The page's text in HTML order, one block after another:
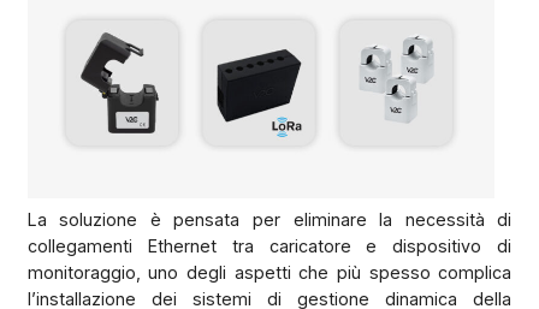
La soluzione è pensata per eliminare la necessità di
collegamenti Ethernet tra caricatore e dispositivo di
monitoraggio, uno degli aspetti che più spesso complica
l’installazione dei sistemi di gestione dinamica della